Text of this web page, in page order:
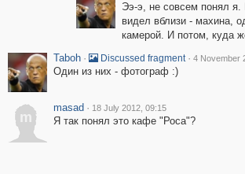
Ээ-э, не совсем понял
видел вблизи - махина,
камерой. И потом, куда
Taboh · Discussed fragment · 4 November
Один из них - фотограф :)
m
masad · 18 July 2012, 09:15
Я так понял это кафе "Роса"?